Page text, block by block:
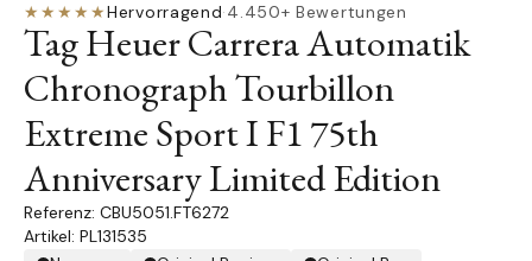
★★★★★Hervorragend·4.450+ Bewertungen
Tag Heuer Carrera Automatik
Chronograph Tourbillon
Extreme Sport I F1 75th
Anniversary Limited Edition
CBU5051.FT6272
Artikel: PL131535